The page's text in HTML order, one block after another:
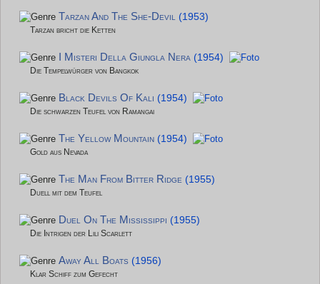
Tarzan And The She-Devil (1953)
Tarzan bricht die Ketten
I Misteri Della Giungla Nera (1954)
Die Tempelwürger von Bangkok
Black Devils Of Kali (1954)
Die schwarzen Teufel von Ramangai
The Yellow Mountain (1954)
Gold aus Nevada
The Man From Bitter Ridge (1955)
Duell mit dem Teufel
Duel On The Mississippi (1955)
Die Intrigen der Lili Scarlett
Away All Boats (1956)
Klar Schiff zum Gefecht